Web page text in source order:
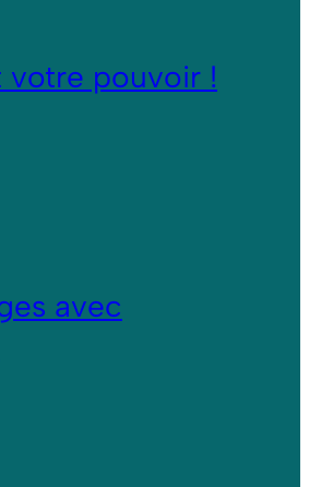
votre pouvoir !
avec